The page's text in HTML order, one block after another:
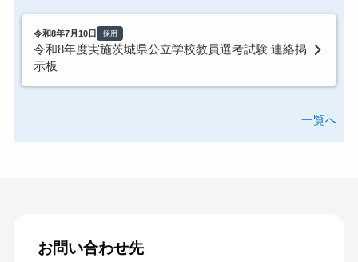
令和8年7月10日 採用
令和8年度実施茨城県公立学校教員選考試験 連絡掲
示板
一覧へ
お問い合わせ先